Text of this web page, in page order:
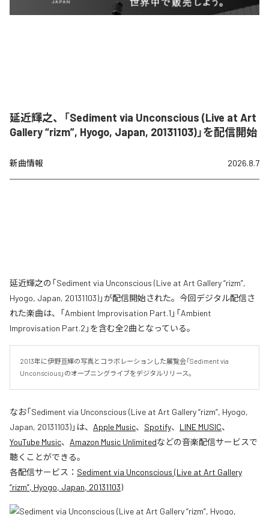
延近輝之、「Sediment via Unconscious (Live at Art
Gallery “rizm”, Hyogo, Japan, 20131103)」を配信開始
新曲情報 2026.8.7
延近輝之の「Sediment via Unconscious (Live at Art Gallery “rizm”,
Hyogo, Japan, 20131103)」が配信開始された。今回デジタル配信さ
れた楽曲は、「Ambient Improvisation Part.1」「Ambient
Improvisation Part.2」を含む全2曲となっている。
2013年に伊野亘輝の写真とコラボレーションした展覧会「Sediment via
Unconscious」のオープニングライブをデジタルリリース。
なお「Sediment via Unconscious (Live at Art Gallery “rizm”, Hyogo,
Japan, 20131103)」は、 Apple Music、 Spotify、 LINE MUSIC、
YouTube Music、 Amazon Music Unlimitedなどの音楽配信サービスで
聴くことができる。
各配信サービス： Sediment via Unconscious (Live at Art Gallery
“rizm”, Hyogo, Japan, 20131103)